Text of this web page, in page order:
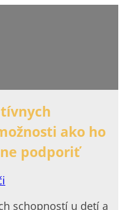
ako ho
podporiť